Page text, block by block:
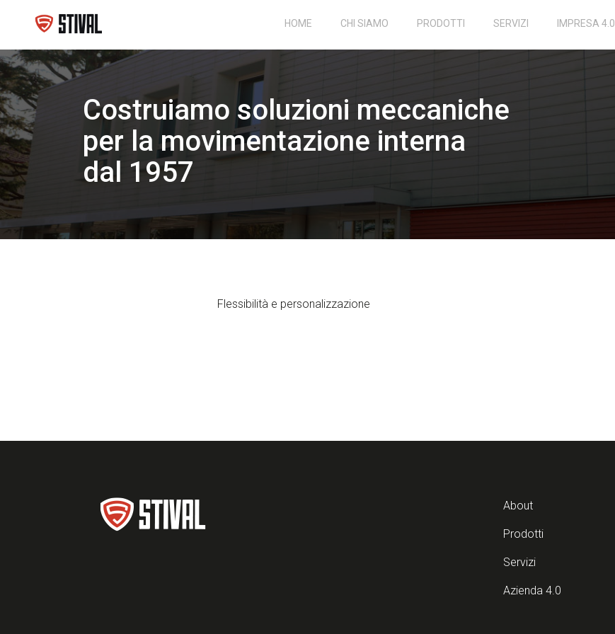
HOME CHI SIAMO PRODOTTI SERVIZI IMPRESA 4.0
Costruiamo soluzioni meccaniche
per la movimentazione interna
dal 1957
Flessibilità e personalizzazione
About
Prodotti
Servizi
Azienda 4.0